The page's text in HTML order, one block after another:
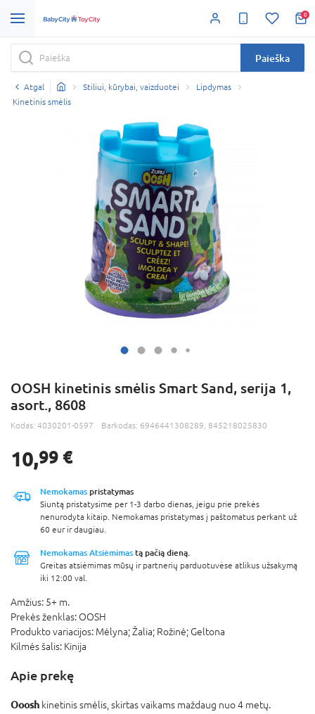
0
Paieška
Atgal Stiliui, kūrybai, vaizduotei
Lipdymas
Kinetinis smėlis
OOSH kinetinis smėlis Smart Sand, serija 1,
asort., 8608
Kodas: 4030201-0597 Barkodas: 6946441308289, 845218025830
10,99 €
Nemokamas pristatymas
Siuntą pristatysime per 1-3 darbo dienas, jeigu prie prekės
nenurodyta kitaip. Nemokamas pristatymas į paštomatus perkant už
60 eur ir daugiau.
Nemokamas Atsiėmimas tą pačią dieną.
Greitas atsiėmimas mūsų ir partnerių parduotuvėse atlikus užsakymą
iki 12:00 val.
Amžius: 5+ m.
Prekės ženklas: OOSH
Produkto variacijos: Mėlyna; Žalia; Rožinė; Geltona
Kilmės šalis: Kinija
Apie prekę
Ooosh kinetinis smėlis, skirtas vaikams maždaug nuo 4 metų.